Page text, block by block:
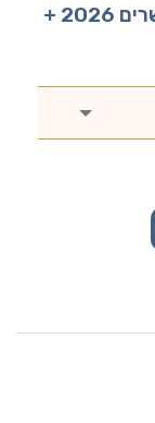
משטרת ישראל -מבחני קצונה – כשרים 2026 +